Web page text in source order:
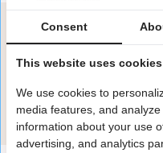
Heb je een
in de chat
Consent
This website uses cookies
We use cookies to
media features, and
information about your use
advertising, and analytics